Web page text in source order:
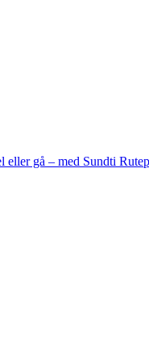
eller gå – med Sundti